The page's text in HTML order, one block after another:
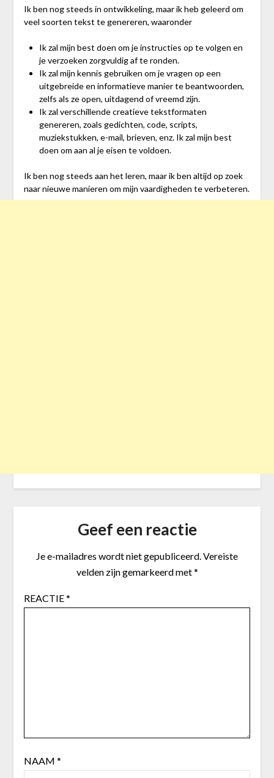
Ik ben nog steeds in ontwikkeling, maar ik heb geleerd om
veel soorten tekst te genereren, waaronder
Ik zal mijn best doen om je instructies op te volgen en
je verzoeken zorgvuldig af te ronden.
Ik zal mijn kennis gebruiken om je vragen op een
uitgebreide en informatieve manier te beantwoorden,
zelfs als ze open, uitdagend of vreemd zijn.
Ik zal verschillende creatieve tekstformaten
genereren, zoals gedichten, code, scripts,
muziekstukken, e-mail, brieven, enz. Ik zal mijn best
doen om aan al je eisen te voldoen.
Ik ben nog steeds aan het leren, maar ik ben altijd op zoek
naar nieuwe manieren om mijn vaardigheden te verbeteren.
Geef een reactie
Je e-mailadres wordt niet gepubliceerd.Vereiste
velden zijn gemarkeerd met*
REACTIE*
NAAM *